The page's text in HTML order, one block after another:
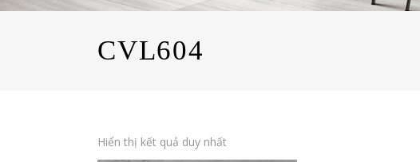
CVL604
Hiển thị kết quả duy nhất